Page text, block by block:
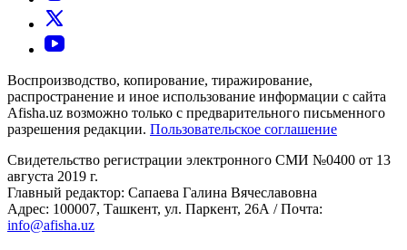
Воспроизводство, копирование, тиражирование,
распространение и иное использование информации с сайта
Afisha.uz возможно только с предварительного письменного
разрешения редакции. Пользовательское соглашение
Свидетельство регистрации электронного СМИ №0400 от 13
августа 2019 г.
Главный редактор: Сапаева Галина Вячеславовна
Адрес: 100007, Ташкент, ул. Паркент, 26А / Почта:
info@afisha.uz